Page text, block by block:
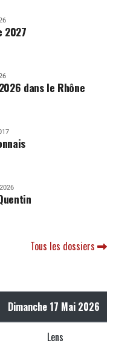
2027
dans le Rhône
Tous les dossiers
Dimanche 17 Mai 2026
Lens